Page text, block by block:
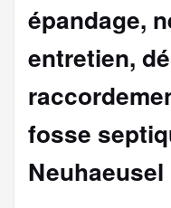
épandage,
entretien,
fosse
Neuhaeusel